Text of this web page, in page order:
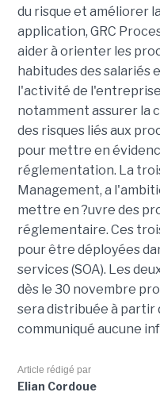
du risque et améliorer
application, GRC
aider à orienter les
habitudes des salariés
l'activité de
notamment assurer la
des risques liés aux
pour mettre en
réglementation. La
Management, a
mettre en ?uvre des
réglementaire. Ces
pour être déployées
services (SOA). Les
dès le 30 novembre
sera distribuée à partir
communiqué aucune
Article rédigé par
Elian Cordoue